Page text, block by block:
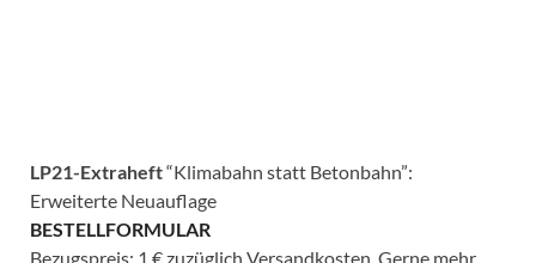
LP21-Extraheft“Klimabahn statt Betonbahn”:
Erweiterte Neuauflage
BESTELLFORMULAR
Bezugspreis: 1 € zuzüglich Versandkosten. Gerne mehr